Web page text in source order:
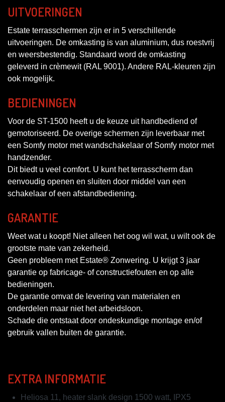
UITVOERINGEN
Estate terrasschermen zijn er in 5 verschillende
uitvoeringen. De omkasting is van aluminium, dus roestvrij
en weersbestendig. Standaard word de omkasting
geleverd in crèmewit (RAL 9001). Andere RAL-kleuren zijn
ook mogelijk.
BEDIENINGEN
Voor de ST-1500 heeft u de keuze uit handbediend of
gemotoriseerd. De overige schermen zijn leverbaar met
een Somfy motor met wandschakelaar of Somfy motor met
handzender.
Dit biedt u veel comfort. U kunt het terrasscherm dan
eenvoudig openen en sluiten door middel van een
schakelaar of een afstandbediening.
GARANTIE
Weet wat u koopt! Niet alleen het oog wil wat, u wilt ook de
grootste mate van zekerheid.
Geen probleem met Estate® Zonwering. U krijgt 3 jaar
garantie op fabricage- of constructiefouten en op alle
bedieningen.
De garantie omvat de levering van materialen en
onderdelen maar niet het arbeidsloon.
Schade die ontstaat door ondeskundige montage en/of
gebruik vallen buiten de garantie.
EXTRA INFORMATIE
Heliosa 11, heater slank design 1500 watt, IPX5